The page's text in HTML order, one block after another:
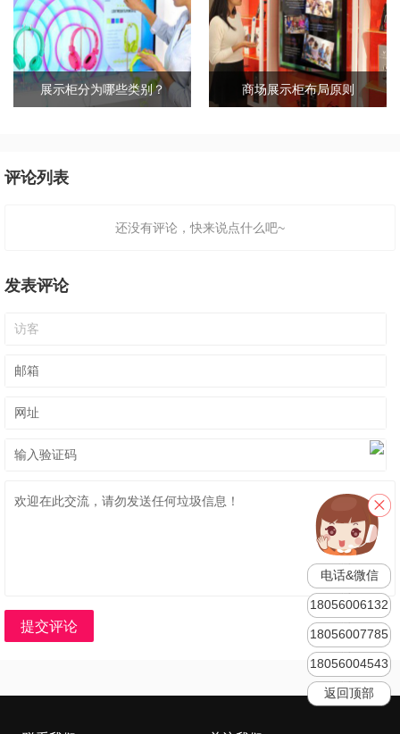
展示柜分为哪些类别？ 商场展示柜布局原则
评论列表
还没有评论，快来说点什么吧~
发表评论
提交评论
电话&微信
18056006132
18056007785
18056004543
返回顶部